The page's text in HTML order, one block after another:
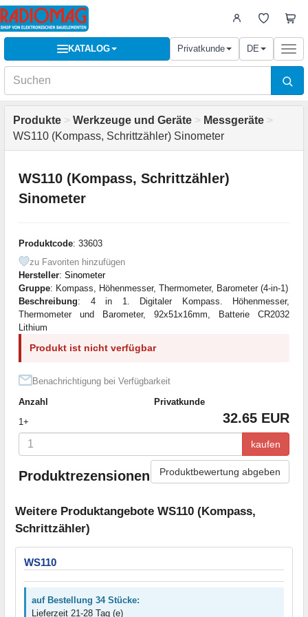
KATALOG Privatkunde DE
Produkte > Werkzeuge und Geräte > Messgeräte >
WS110 (Kompass, Schrittzähler) Sinometer
WS110 (Kompass, Schrittzähler)
Sinometer
Produktcode: 33603
zu Favoriten hinzufügen
Hersteller: Sinometer
Gruppe: Kompass, Höhenmesser, Thermometer, Barometer (4-in-1)
Beschreibung: 4 in 1. Digitaler Kompass. Höhenmesser,
Thermometer und Barometer, 92x51x16mm, Batterie CR2032
Lithium
Produkt ist nicht verfügbar
Benachrichtigung bei Verfügbarkeit
Anzahl
Privatkunde
1+
32.65 EUR
kaufen
Produktrezensionen Produktbewertung abgeben
Weitere Produktangebote WS110 (Kompass,
Schrittzähler)
WS110
auf Bestellung 34 Stücke:
Lieferzeit 21-28 Tag (e)